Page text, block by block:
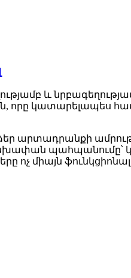
և
որը կատարելապես
պահպանումը՝
ոչ միայն